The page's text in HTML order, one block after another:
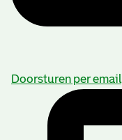
Doorsturen per email